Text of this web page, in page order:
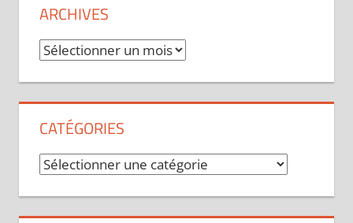
ARCHIVES
Archives
CATÉGORIES
Catégories